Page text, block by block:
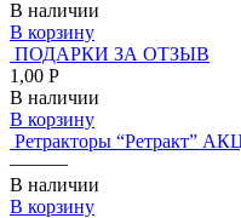
В наличии
В корзину
ПОДАРКИ ЗА ОТЗЫВ
1,00 Р
В наличии
В корзину
Ретракторы “Ретракт”
———
В наличии
В корзину